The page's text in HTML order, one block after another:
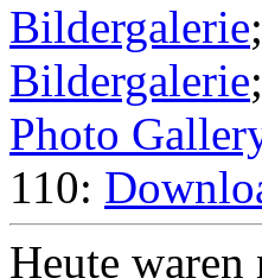
Bildergalerie
Bildergalerie
Photo
110:
Heute